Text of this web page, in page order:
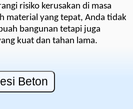
risiko kerusakan di masa
material yang tepat, Anda tidak
bangunan tetapi juga
kuat dan tahan lama.